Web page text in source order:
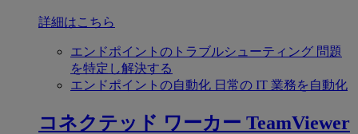
詳細はこちら
エンドポイントのトラブルシューティング 問題
を特定し解決する
エンドポイントの自動化 日常の IT 業務を自動化
コネクテッド ワーカー TeamViewer